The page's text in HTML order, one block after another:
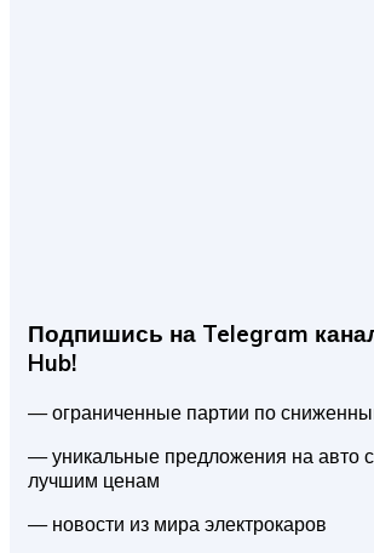
Подпишись на Telegram
Hub!
— ограниченные партии по
— уникальные предложения на авто
лучшим ценам
— новости из мира электрокаров